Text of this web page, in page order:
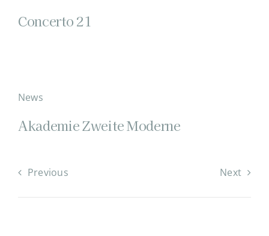
Concerto 21
News
Akademie Zweite Moderne
Previous Next